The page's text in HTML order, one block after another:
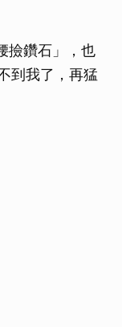
撿鑽石」，也
到我了，再猛